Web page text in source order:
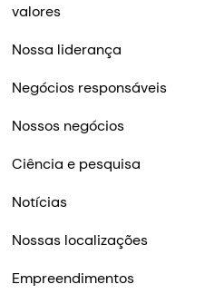
valores
Nossa liderança
Negócios responsáveis
Nossos negócios
Ciência e pesquisa
Notícias
Nossas localizações
Empreendimentos